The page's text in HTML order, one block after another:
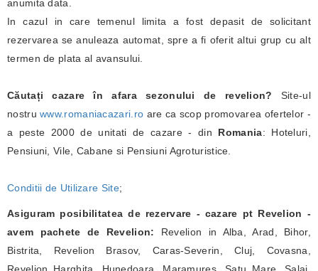
anumita data.
In cazul in care temenul limita a fost depasit de solicitant
rezervarea se anuleaza automat, spre a fi oferit altui grup cu alt
termen de plata al avansului.
Căutați cazare în afara sezonului de revelion? Site-ul
nostruwww.romaniacazari.ro are ca scop promovarea ofertelor -
a peste 2000 de unitati de cazare - din Romania: Hoteluri,
Pensiuni, Vile, Cabane si Pensiuni Agroturistice.
Conditii de Utilizare Site;
Asiguram posibilitatea de rezervare - cazare pt Revelion -
avem pachete de Revelion: Revelion in Alba, Arad, Bihor,
Bistrita, Revelion Brasov, Caras-Severin, Cluj, Covasna,
Revelion Harghita, Hunedoara, Maramures, Satu Mare, Salaj,